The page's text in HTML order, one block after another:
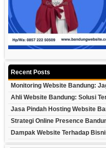
Recent Posts
Monitoring Website Bandung:
Ahli Website Bandung: Solusi
Jasa Pindah Hosting Website
Strategi Online Presence
Dampak Website Terhadap